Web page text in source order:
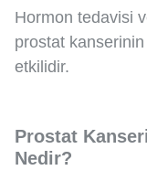
Hormon tedavisi
prostat kanserinin
etkilidir.
Prostat
Nedir?